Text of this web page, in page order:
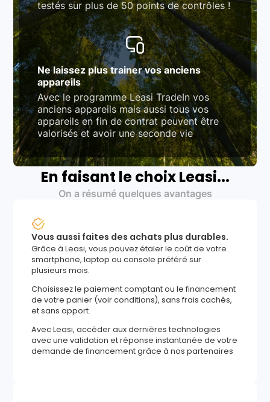
testés sur plus de 50 points de contrôles !
Ne laissez plus trainer vos anciens
appareils
Avec le programme Leasi TradeIn vos
anciens appareils mais aussi tous vos
appareils en fin de contrat peuvent être
valorisés et avoir une seconde vie
En faisant le choix Leasi...
On a résumé quelques avantages
Vous aussi faites des achats plus durables.
Grâce à Leasi, vous pouvez étaler le coût de votre
smartphone, laptop ou console préféré sur
plusieurs mois.
Choisissez le paiement comptant ou le financement
de votre panier (voir conditions), sans frais cachés,
et sans apport.
Avec Leasi, accéder aux dernières technologies
avec une validation et réponse instantanée de votre
demande de financement grâce à nos partenaires